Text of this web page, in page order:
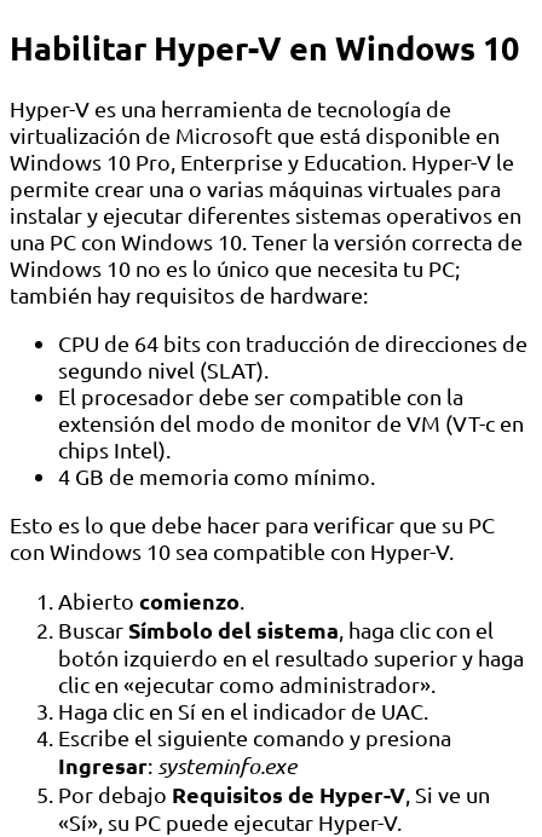
Habilitar Hyper-V en Windows 10
Hyper-V es una herramienta de tecnología de
virtualización de Microsoft que está disponible en
Windows 10 Pro, Enterprise y Education. Hyper-V le
permite crear una o varias máquinas virtuales para
instalar y ejecutar diferentes sistemas operativos en
una PC con Windows 10. Tener la versión correcta de
Windows 10 no es lo único que necesita tu PC;
también hay requisitos de hardware:
CPU de 64 bits con traducción de direcciones de
segundo nivel (SLAT).
El procesador debe ser compatible con la
extensión del modo de monitor de VM (VT-c en
chips Intel).
4 GB de memoria como mínimo.
Esto es lo que debe hacer para verificar que su PC
con Windows 10 sea compatible con Hyper-V.
Abierto comienzo
BuscarSímbolo del sistema , haga clic con el
botón izquierdo en el resultado superior y haga
clic en «ejecutar como administrador».
Haga clic en Sí en el indicador de UAC.
Escribe el siguiente comando y presiona
Ingresar: systeminfo.exe
Por debajo Requisitos de Hyper-V , Si ve un
«Sí», su PC puede ejecutar Hyper-V.